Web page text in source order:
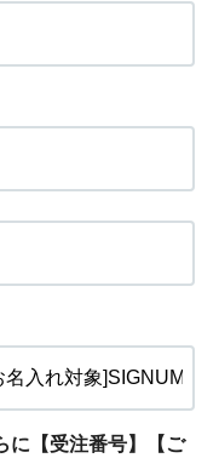
に【受注番号】【ご